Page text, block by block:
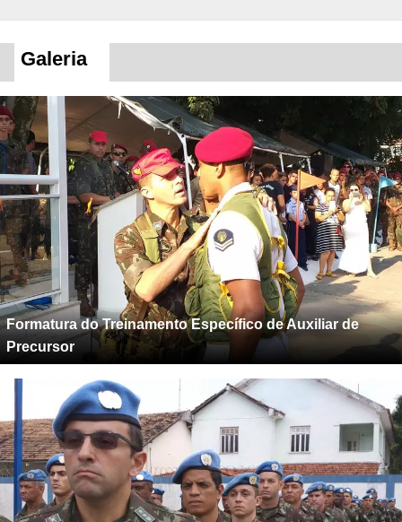
Galeria
Formatura do Treinamento Específico de Auxiliar de
Precursor